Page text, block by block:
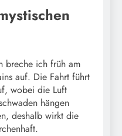
breche ich früh am
auf. Die Fahrt führt
wobei die Luft
hängen
deshalb wirkt die